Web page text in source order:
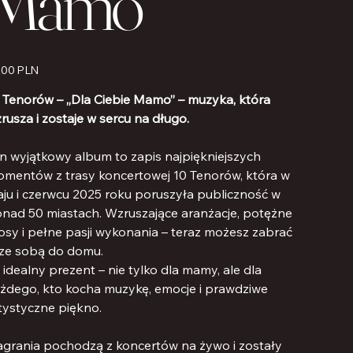
PLN
Tenorów – „Dla Ciebie Mamo” – muzyka, która
i zostaje w sercu na długo.
wyjątkowy album to zapis najpiękniejszych
z trasy koncertowej 10 Tenorów, która w
i czerwcu 2025 roku poruszyła publiczność w
50 miastach. Wzruszające aranżacje, potężne
i pełne pasji wykonania – teraz możesz zabrać
sobą do domu.
idealny prezent – nie tylko dla mamy, ale dla
kto kocha muzykę, emocje i prawdziwe
piękno.
pochodzą z koncertów na żywo i zostały